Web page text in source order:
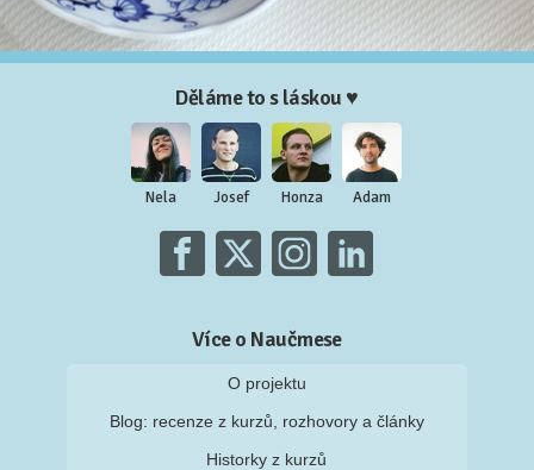
Děláme to s láskou ♥
Nela Josef Honza Adam
Více o Naučmese
O projektu
Blog: recenze z kurzů, rozhovory a články
Historky z kurzů